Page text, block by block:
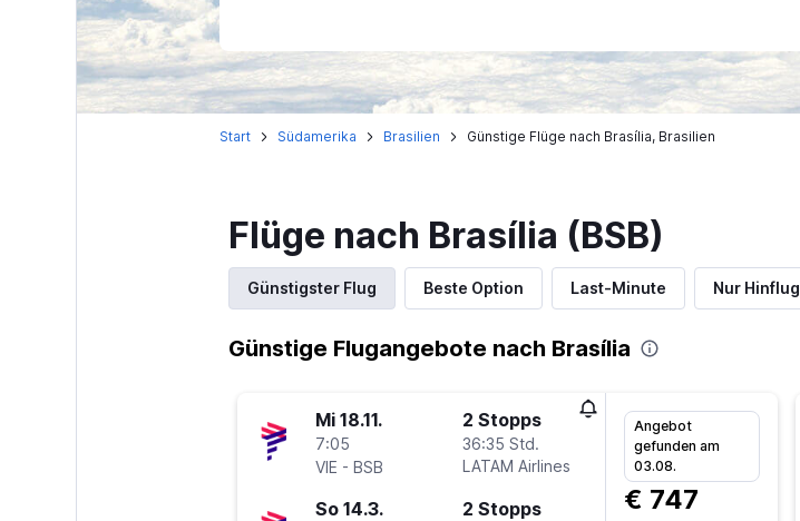
Start Südamerika Brasilien Günstige Flüge nach Brasília, Brasilien
Flüge nach Brasília (BSB)
Günstigster Flug Beste Option Last-Minute Nur Hinflug
Günstige Flugangebote nach Brasília
Mi 18.11.
7:05
VIE - BSB
2 Stopps
36:35 Std.
LATAM Airlines
So 14.3. 2 Stopps
Angebot
gefunden am
03.08.
€ 747